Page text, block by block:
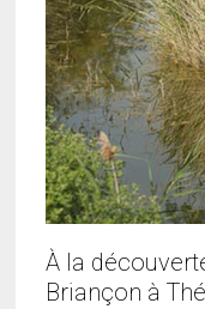
À la
Briançon à